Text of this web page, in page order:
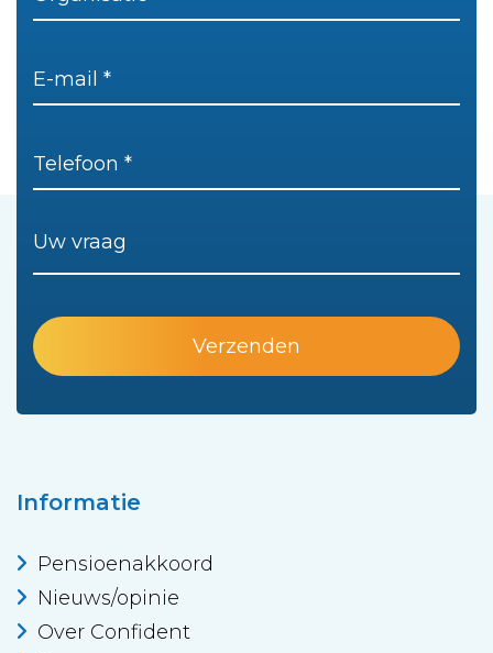
Informatie
Pensioenakkoord
Nieuws/opinie
Over Confident